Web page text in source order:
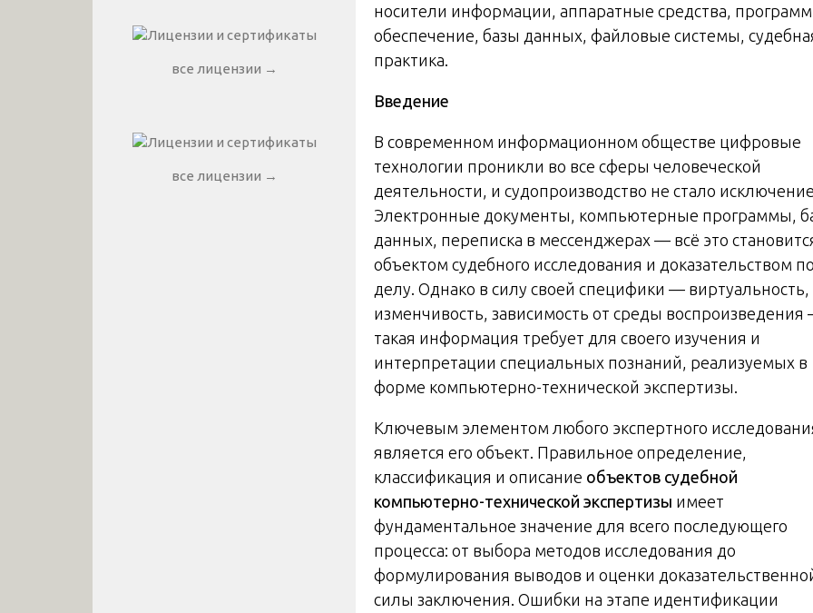
носители информации, аппаратные средства,
обеспечение, базы данных, файловые системы,
практика.
Введение
В современном информационном обществе цифровые
технологии проникли во все сферы человеческой
деятельности, и судопроизводство не стало
Электронные документы, компьютерные программы,
данных, переписка в мессенджерах — всё это
объектом судебного исследования и доказательством по
делу. Однако в силу своей специфики — виртуальность,
изменчивость, зависимость от среды
такая информация требует для своего изучения и
интерпретации специальных познаний, реализуемых в
форме компьютерно-технической экспертизы.
Ключевым элементом любого экспертного
является его объект. Правильное определение,
классификация и описание объектов судебной
компьютерно-технической экспертизы имеет
фундаментальное значение для всего последующего
процесса: от выбора методов исследования до
формулирования выводов и оценки
силы заключения. Ошибки на этапе идентификации
все лицензии →
все лицензии →